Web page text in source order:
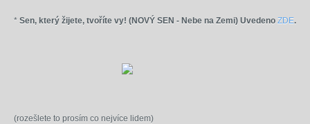
* Sen, který žijete, tvoříte vy! (NOVÝ SEN - Nebe na Zemi) Uvedeno ZDE.
(rozešlete to prosím co nejvíce lidem)